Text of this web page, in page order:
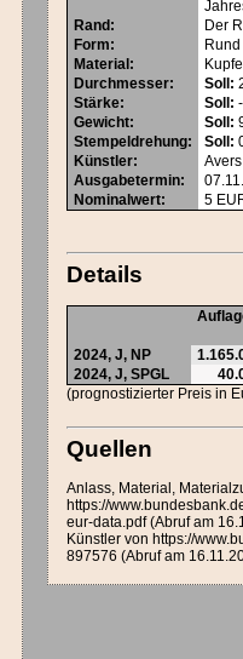
Rand :
Der
Form:
Rund
Material :
Durchmesser: Soll:
Stärke: Soll:
Gewicht: Soll:
Stempeldrehung: Soll:
Künstler:
Ausgabetermin:
Nominalwert: 5
Details
2024,J, NP
2024,J,SPGL
(prognostizierter Preis in
Quellen
Anlass, Material,
https://
eur-data.pdf (Abruf am
Künstler von https://
897576 (Abruf am